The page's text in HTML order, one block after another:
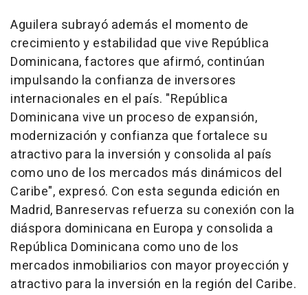
Aguilera subrayó además el momento de
crecimiento y estabilidad que vive República
Dominicana, factores que afirmó, continúan
impulsando la confianza de inversores
internacionales en el país. "República
Dominicana vive un proceso de expansión,
modernización y confianza que fortalece su
atractivo para la inversión y consolida al país
como uno de los mercados más dinámicos del
Caribe", expresó. Con esta segunda edición en
Madrid, Banreservas refuerza su conexión con la
diáspora dominicana en Europa y consolida a
República Dominicana como uno de los
mercados inmobiliarios con mayor proyección y
atractivo para la inversión en la región del Caribe.